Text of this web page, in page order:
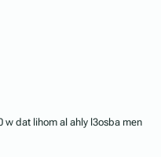
w dat lihom al ahly l3osba men